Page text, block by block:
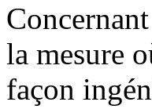
la mesure
façon